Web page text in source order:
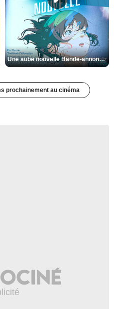
Une aube nouvelle Bande-annonce VO STFR
prochainement au cinéma